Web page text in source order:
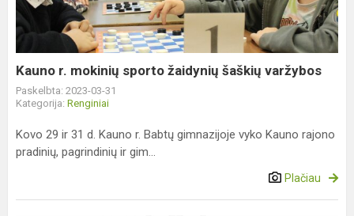
žaidynių
šaškių
Kauno r. mokinių sporto žaidynių šaškių varžybos
Paskelbta: 2023-03-31
Kategorija: Renginiai
Kovo 29 ir 31 d. Kauno r. Babtų gimnazijoje vyko Kauno rajono
pradinių, pagrindinių ir gim...
Plačiau